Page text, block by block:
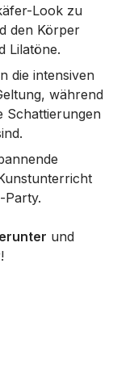
Look zu
den Körper
Lilatöne.
die intensiven
während
Schattierungen
Party.
und